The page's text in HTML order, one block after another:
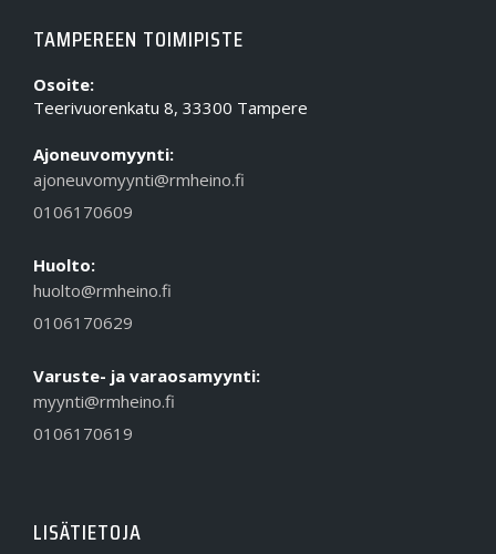
TAMPEREEN TOIMIPISTE
Osoite:
Teerivuorenkatu 8, 33300 Tampere
Ajoneuvomyynti:
ajoneuvomyynti@rmheino.fi
0106170609
Huolto:
huolto@rmheino.fi
0106170629
Varuste- ja varaosamyynti:
myynti@rmheino.fi
0106170619
LISÄTIETOJA